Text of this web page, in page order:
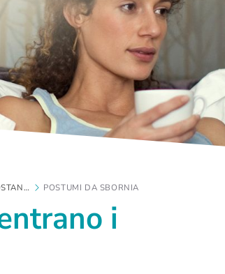
POSTUMI DA SBORNIA
i